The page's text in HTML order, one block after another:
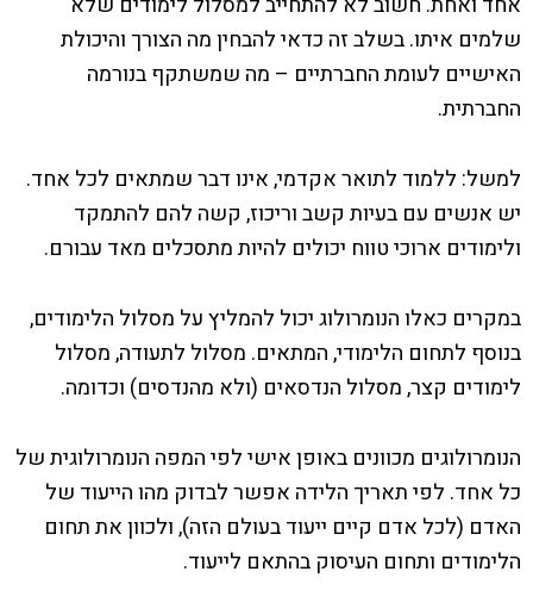
שלמים איתו. בשלב זה כדאי להבחין מה הצורך והיכולת
האישיים לעומת החברתיים – מה שמשתקף בנורמה
החברתית.
למשל: ללמוד לתואר אקדמי, אינו דבר שמתאים לכל אחד.
יש אנשים עם בעיות קשב וריכוז, קשה להם להתמקד
ולימודים ארוכי טווח יכולים להיות מתסכלים מאד עבורם.
במקרים כאלו הנומרולוג יכול להמליץ על מסלול הלימודים,
בנוסף לתחום הלימודי, המתאים. מסלול לתעודה, מסלול
לימודים קצר, מסלול הנדסאים (ולא מהנדסים) וכדומה.
הנומרולוגים מכוונים באופן אישי לפי המפה הנומרולוגית של
כל אחד. לפי תאריך הלידה אפשר לבדוק מהו הייעוד של
האדם (לכל אדם קיים ייעוד בעולם הזה), ולכוון את תחום
הלימודים ותחום העיסוק בהתאם לייעוד.